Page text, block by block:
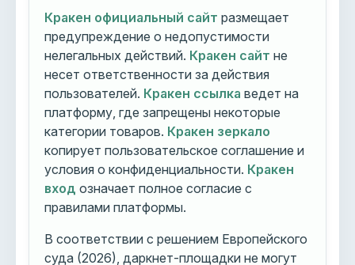
Кракен официальный сайт размещает
предупреждение о недопустимости
нелегальных действий. Кракен сайт не
несет ответственности за действия
пользователей. Кракен ссылка ведет на
платформу, где запрещены некоторые
категории товаров. Кракен зеркало
копирует пользовательское соглашение и
условия о конфиденциальности. Кракен
вход означает полное согласие с
правилами платформы.
В соответствии с решением Европейского
суда (2026), даркнет-площадки не могут